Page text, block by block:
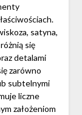
satyna,
się
detalami
zarówno
subtelnymi
liczne
założeniom